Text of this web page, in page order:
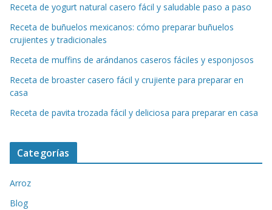
Receta de yogurt natural casero fácil y saludable paso a paso
Receta de buñuelos mexicanos: cómo preparar buñuelos
crujientes y tradicionales
Receta de muffins de arándanos caseros fáciles y esponjosos
Receta de broaster casero fácil y crujiente para preparar en
casa
Receta de pavita trozada fácil y deliciosa para preparar en casa
Categorías
Arroz
Blog